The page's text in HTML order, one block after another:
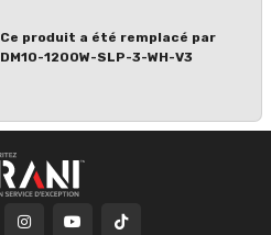
Ce produit a été remplacé par
DM10-1200W-SLP-3-WH-V3